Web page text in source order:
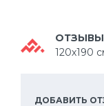
120х190
ДОБАВИТЬ